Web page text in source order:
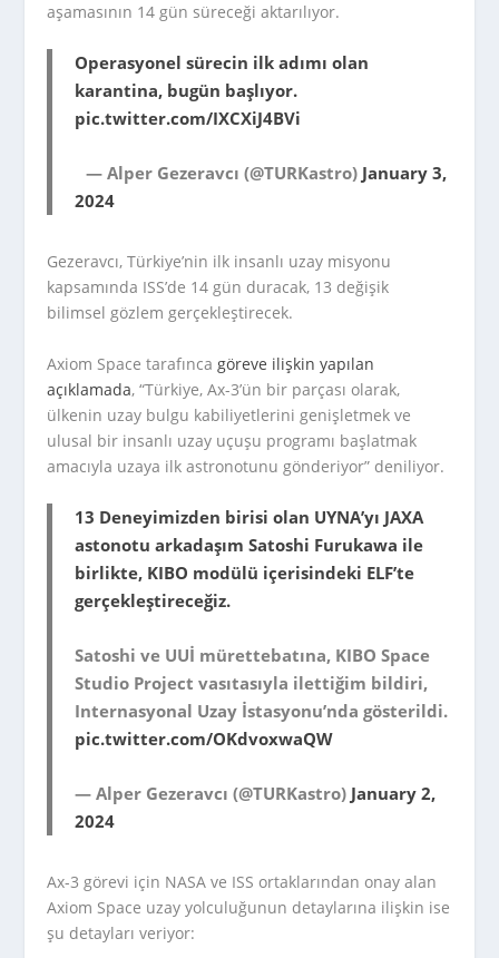
aşamasının 14 gün süreceği aktarılıyor.
Operasyonel sürecin ilk adımı olan
karantina, bugün başlıyor.
pic.twitter.com/IXCXiJ4BVi
— Alper Gezeravcı (@TURKastro) January 3,
2024
Gezeravcı, Türkiye’nin ilk insanlı uzay misyonu
kapsamında ISS’de 14 gün duracak, 13 değişik
bilimsel gözlem gerçekleştirecek.
Axiom Space tarafınca göreve ilişkin yapılan
açıklamada, “Türkiye, Ax-3’ün bir parçası olarak,
ülkenin uzay bulgu kabiliyetlerini genişletmek ve
ulusal bir insanlı uzay uçuşu programı başlatmak
amacıyla uzaya ilk astronotunu gönderiyor” deniliyor.
13 Deneyimizden birisi olan UYNA’yı JAXA
astonotu arkadaşım Satoshi Furukawa ile
birlikte, KIBO modülü içerisindeki ELF’te
gerçekleştireceğiz.
Satoshi ve UUİ mürettebatına, KIBO Space
Studio Project vasıtasıyla ilettiğim bildiri,
Internasyonal Uzay İstasyonu’nda gösterildi.
pic.twitter.com/OKdvoxwaQW
— Alper Gezeravcı (@TURKastro) January 2,
2024
Ax-3 görevi için NASA ve ISS ortaklarından onay alan
Axiom Space uzay yolculuğunun detaylarına ilişkin ise
şu detayları veriyor: